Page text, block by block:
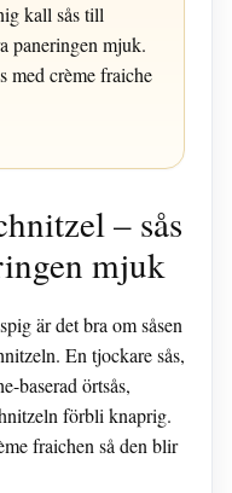
kall sås till
paneringen mjuk.
med crème fraiche
– sås
mjuk
är det bra om såsen
En tjockare sås,
baserad örtsås,
förbli knaprig.
fraichen så den blir